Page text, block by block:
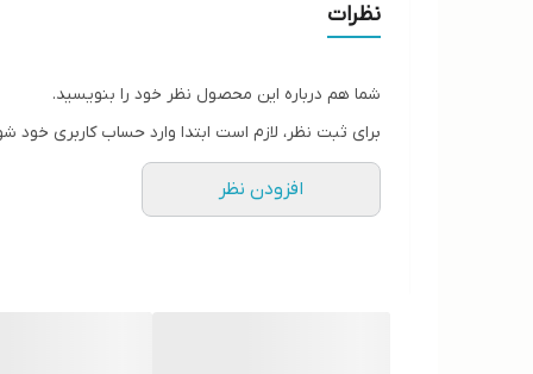
نظرات
شما هم درباره این محصول نظر خود را بنویسید.
برای ثبت نظر، لازم است ابتدا وارد حساب کاربری خود
افزودن نظر